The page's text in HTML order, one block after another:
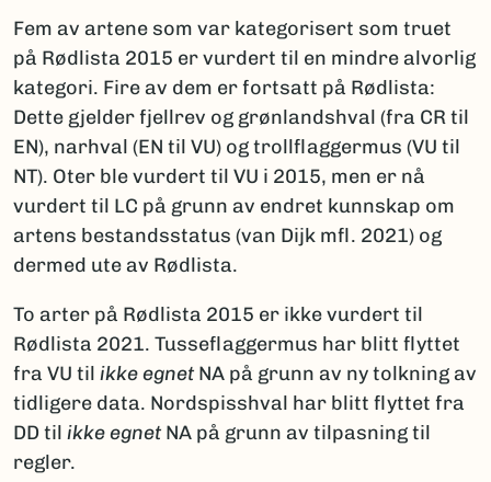
Fem av artene som var kategorisert som truet
på Rødlista 2015 er vurdert til en mindre alvorlig
kategori. Fire av dem er fortsatt på Rødlista:
Dette gjelder fjellrev og grønlandshval (fra CR til
EN), narhval (EN til VU) og trollflaggermus (VU til
NT). Oter ble vurdert til VU i 2015, men er nå
vurdert til LC på grunn av endret kunnskap om
artens bestandsstatus (van Dijk mfl. 2021) og
dermed ute av Rødlista.
To arter på Rødlista 2015 er ikke vurdert til
Rødlista 2021. Tusseflaggermus har blitt flyttet
fra VU til ikke egnet NA på grunn av ny tolkning av
tidligere data. Nordspisshval har blitt flyttet fra
DD til ikke egnet NA på grunn av tilpasning til
regler.